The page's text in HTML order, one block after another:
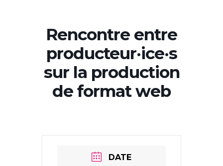
Rencontre entre
producteur·ice·s
sur la production
de format web
DATE